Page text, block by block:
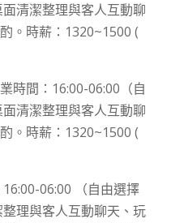
清潔整理與客人互動聊
。時薪：1320~1500 (
時間：16:00-06:00（自
清潔整理與客人互動聊
。時薪：1320~1500 (
16:00-06:00 （自由選擇
理與客人互動聊天、玩